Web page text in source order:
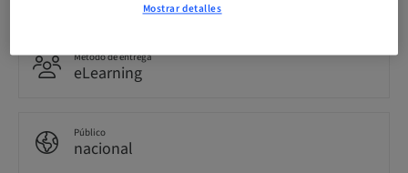
Método de entrega
eLearning
Público
nacional
Mostrar detalles